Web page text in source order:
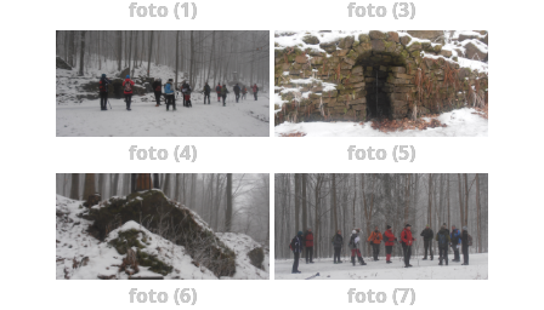
foto (1) foto (3)
foto (4) foto (5)
foto (6) foto (7)